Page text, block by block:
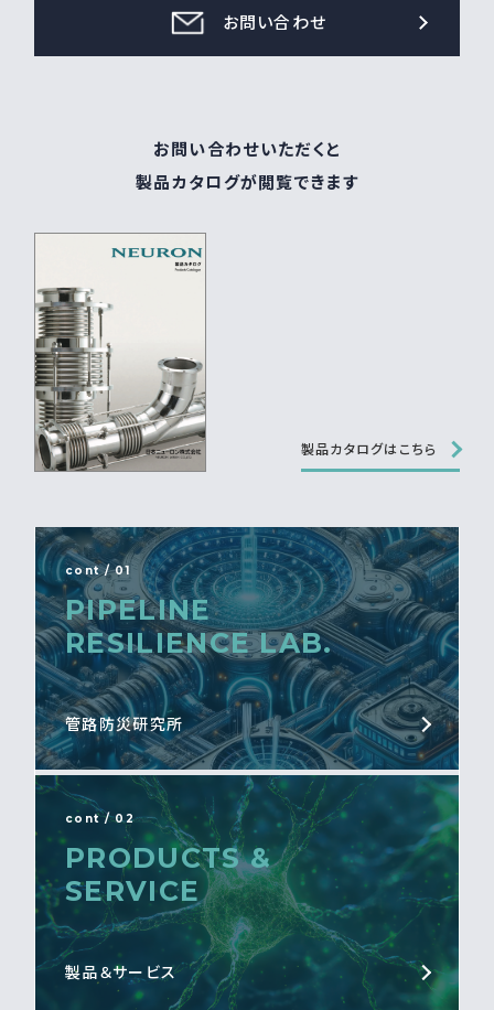
お問い合わせ
お問い合わせいただくと
製品カタログが閲覧できます
製品カタログはこちら
cont / 01
PIPELINE
RESILIENCE LAB.
管路防災研究所
cont / 02
PRODUCTS &
SERVICE
製品＆サービス